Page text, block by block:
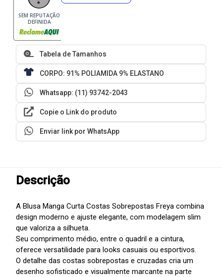
SEM REPUTAÇÃO
DEFINIDA
Tabela de Tamanhos
CORPO: 91% POLIAMIDA 9% ELASTANO
Whatsapp: (11) 93742-2043
Copie o Link do produto
Enviar link por WhatsApp
Descrição
A Blusa Manga Curta Costas Sobrepostas Freya combina
design moderno e ajuste elegante, com modelagem slim
que valoriza a silhueta.
Seu comprimento médio, entre o quadril e a cintura,
oferece versatilidade para looks casuais ou esportivos.
O detalhe das costas sobrepostas e cruzadas cria um
desenho sofisticado e visualmente marcante na parte